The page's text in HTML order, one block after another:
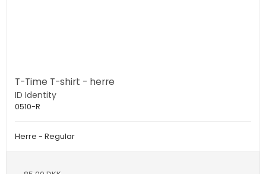
T-Time T-shirt - herre
ID Identity
0510-R
Herre - Regular